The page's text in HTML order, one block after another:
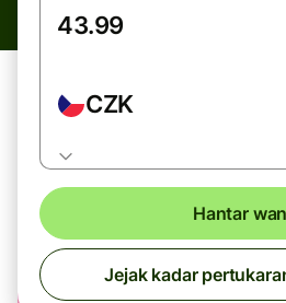
CZK
Hantar
Jejak kadar